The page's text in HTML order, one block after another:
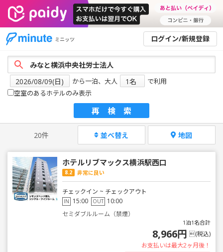
ミニッツ ログイン/新規登録
から一泊、大人
で利用
空室のあるホテルのみ表示
再検索
20件 並べ替え 地図
ホテルリブマックス横浜駅西口
8.2 非常に良い
チェックイン ~ チェックアウト
IN 15:00 OUT 10:00
セミダブルルーム（禁煙）
1泊1名合計
8,966円 (税込)
お支払いは最大2ヶ月後！